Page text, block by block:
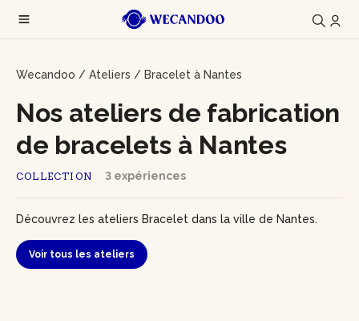
Wecandoo / Ateliers / Bracelet à Nantes
COLLECTION 3 expériences
Nos ateliers de fabrication
de bracelets à Nantes
Découvrez les ateliers Bracelet dans la ville de Nantes.
Voir tous les ateliers